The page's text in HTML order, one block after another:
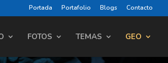
Portada Portafolio Blogs Contacto
FOTOS TEMAS GEO